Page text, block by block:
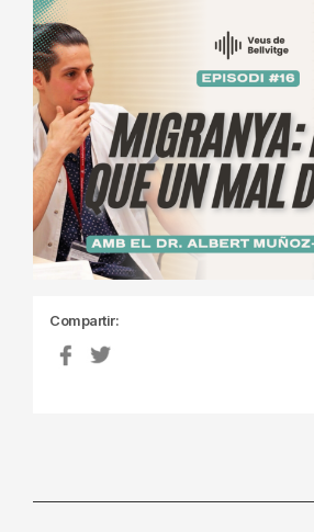
Compartir: